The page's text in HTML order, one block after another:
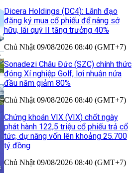
Dicera Holdings (DC4): Lãnh đạo
đăng ký mua cổ phiếu để nâng sở
hữu, lãi quý II tăng trưởng 40%
Chủ Nhật 09/08/2026 08:40 (GMT+7)
Sonadezi Châu Đức (SZC) chính thức
đóng Xí nghiệp Golf, lợi nhuận nửa
đầu năm giảm 80%
Chủ Nhật 09/08/2026 08:40 (GMT+7)
Chứng khoán VIX (VIX) chốt ngày
phát hành 122,5 triệu cổ phiếu trả cổ
tức, dự nâng vốn lên khoảng 25.700
tỷ đồng
Chủ Nhật 09/08/2026 08:40 (GMT+7)